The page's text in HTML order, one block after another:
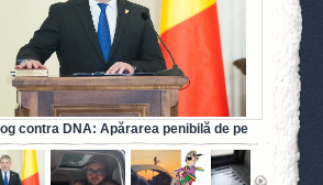
contra DNA: Apărarea penibilă de pe
a fostului ministru al Sănătății (VIDEO)